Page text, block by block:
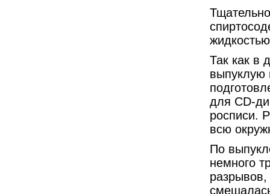
Так как в
выпуклую
для CD-
росписи.
всю
По
немного
разрывов,